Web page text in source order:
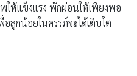
ให้แข็งแรง พักผ่อนให้เพียงพอ
ลูกน้อยในครรภ์จะได้เติบโต